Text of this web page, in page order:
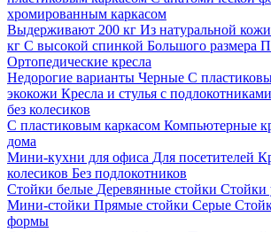
хромированным каркасом
Выдерживают 200 кг Из натуральной кожи
кг С высокой спинкой Большого размера
Ортопедические кресла
Недорогие варианты Черные С
экокожи Кресла и стулья с подлокотниками
без колесиков
С пластиковым каркасом Компьютерные
дома
Мини-кухни для офиса Для посетителей
колесиков Без подлокотников
Стойки белые Деревянные стойки Стойки
Мини-стойки Прямые стойки Серые
формы